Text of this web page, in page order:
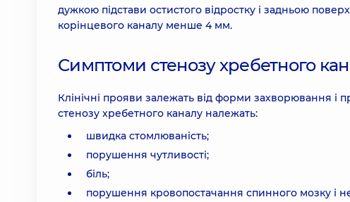
дужкою підстави остистого відростку і задньою
корінцевого каналу менше 4 мм.
Симптоми стенозу хребетного
Клінічні прояви залежать від форми захворювання
стенозу хребетного каналу належать:
швидка стомлюваність;
порушення чутливості;
біль;
порушення кровопостачання спинного мозку і